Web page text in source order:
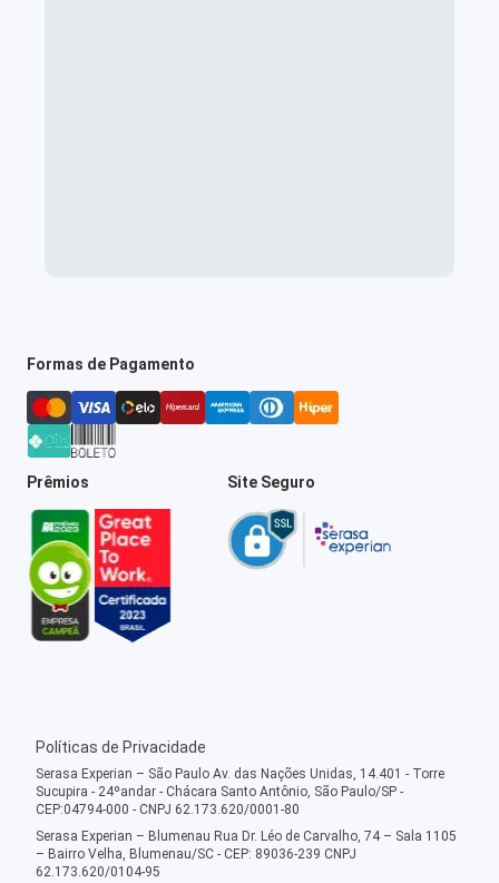
Formas de Pagamento
Prêmios Site Seguro
Políticas de Privacidade
Serasa Experian – São Paulo Av. das Nações Unidas, 14.401 - Torre
Sucupira - 24ºandar - Chácara Santo Antônio, São Paulo/SP -
CEP:04794-000 - CNPJ 62.173.620/0001-80
Serasa Experian – Blumenau Rua Dr. Léo de Carvalho, 74 – Sala 1105
– Bairro Velha, Blumenau/SC - CEP: 89036-239 CNPJ
62.173.620/0104-95